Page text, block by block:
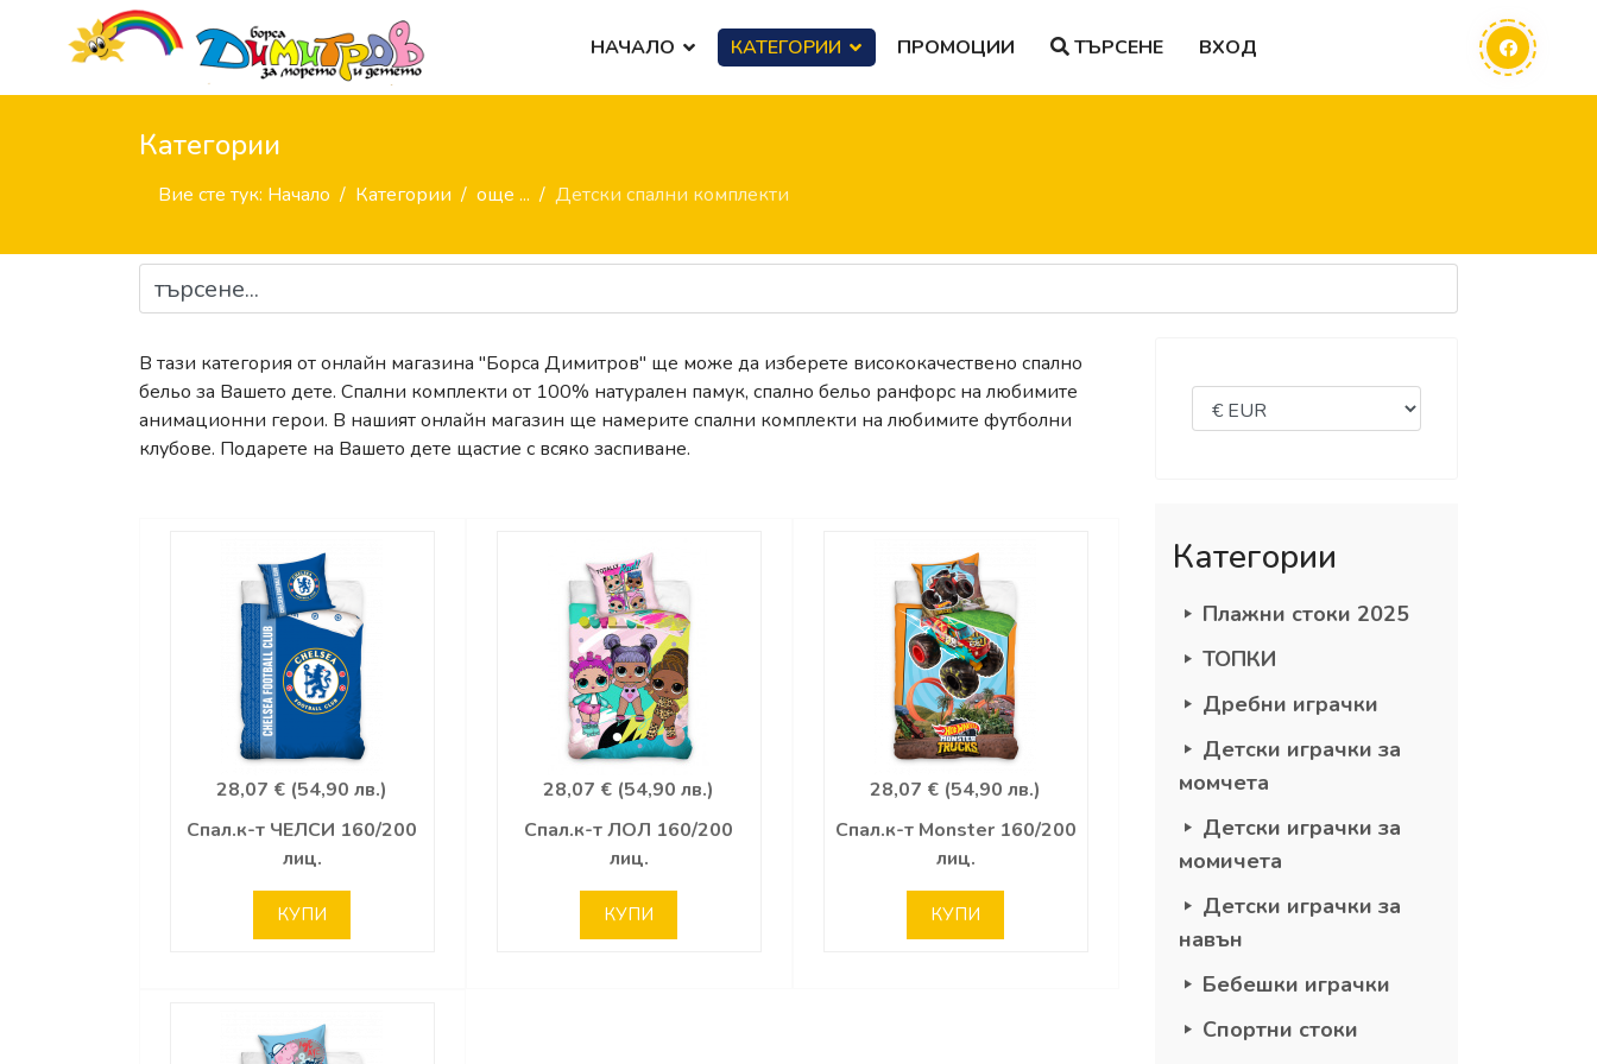
НАЧАЛО КАТЕГОРИИ ПРОМОЦИИ ТЪРСЕНЕ ВХОД
Категории
Вие сте тук: Начало Категории още ... Детски спални комплекти
В тази категория от онлайн магазина "Борса Димитров" ще може да изберете висококачествено спално
бельо за Вашето дете. Спални комплекти от 100% натурален памук, спално бельо ранфорс на любимите
анимационни герои. В нашият онлайн магазин ще намерите спални комплекти на любимите футболни
клубове. Подарете на Вашето дете щастие с всяко заспиване.
28,07 € (54,90 лв.)
Спал.к-т ЧЕЛСИ 160/200
лиц.
КУПИ
28,07 € (54,90 лв.)
Спал.к-т ЛОЛ 160/200
лиц.
КУПИ
28,07 € (54,90 лв.)
Спал.к-т Monster 160/200
лиц.
КУПИ
Категории
Плажни стоки 2025
ТОПКИ
Дребни играчки
Детски играчки за
момчета
Детски играчки за
момичета
Детски играчки за
навън
Бебешки играчки
Спортни стоки